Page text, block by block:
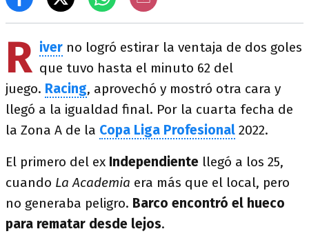
R iver no logró estirar la ventaja de dos goles
que tuvo hasta el minuto 62 del
juego. Racing, aprovechó y mostró otra cara y
llegó a la igualdad final. Por la cuarta fecha de
la Zona A de la Copa Liga Profesional 2022.
El primero del ex Independiente llegó a los 25,
cuando La Academia era más que el local, pero
no generaba peligro. Barco encontró el hueco
para rematar desde lejos.